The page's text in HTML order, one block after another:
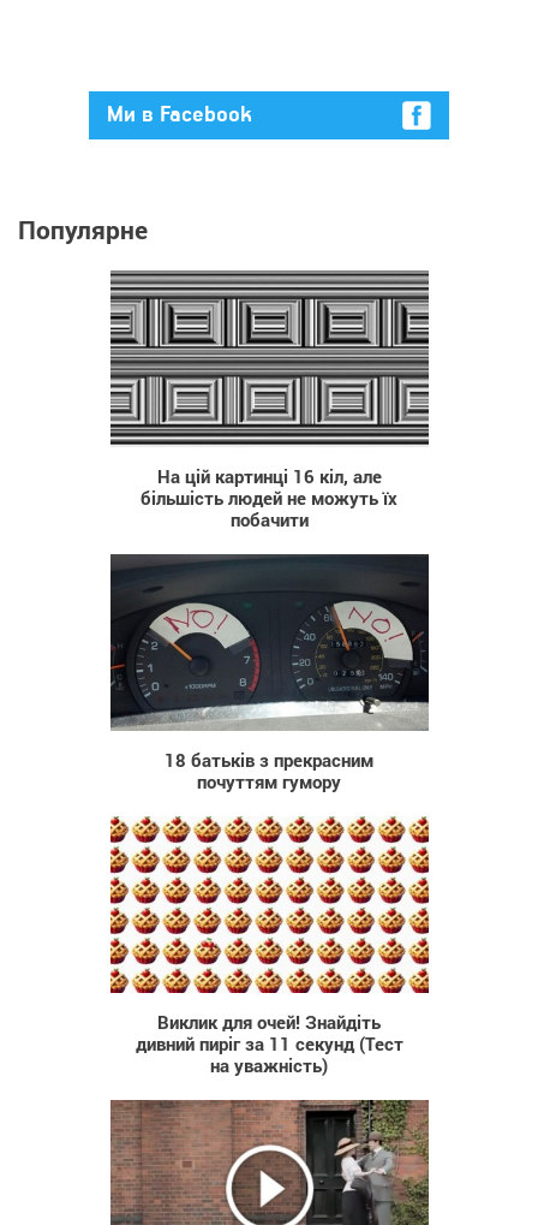
Ми в Facebook
Популярне
17 947
На цій картинці 16 кіл, але
більшість людей не можуть їх
побачити
2 413
18 батьків з прекрасним
почуттям гумору
672
Виклик для очей! Знайдіть
дивний пиріг за 11 секунд (Тест
на уважність)